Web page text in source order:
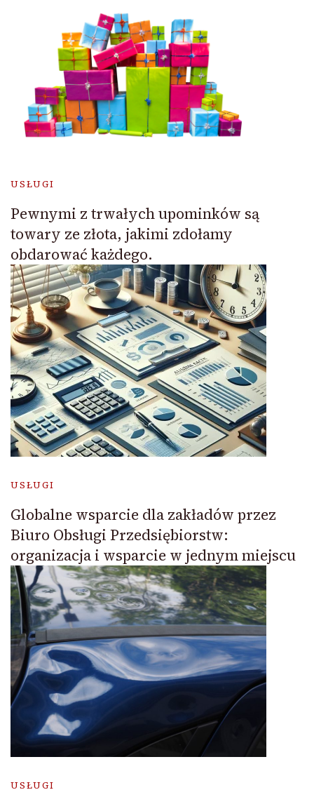
USŁUGI
Pewnymi z trwałych upominków są
towary ze złota, jakimi zdołamy
obdarować każdego.
USŁUGI
Globalne wsparcie dla zakładów przez
Biuro Obsługi Przedsiębiorstw:
organizacja i wsparcie w jednym miejscu
USŁUGI